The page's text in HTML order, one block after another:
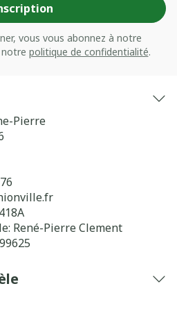
vous vous abonnez à notre
politique de confidentialité.
Pierre
René-Pierre Clement